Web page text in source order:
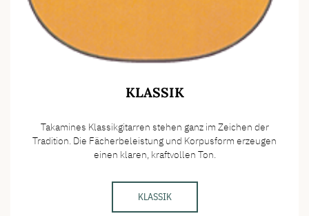
KLASSIK
Takamines Klassikgitarren stehen ganz im Zeichen der
Tradition. Die Fächerbeleistung und Korpusform erzeugen
einen klaren, kraftvollen Ton.
KLASSIK